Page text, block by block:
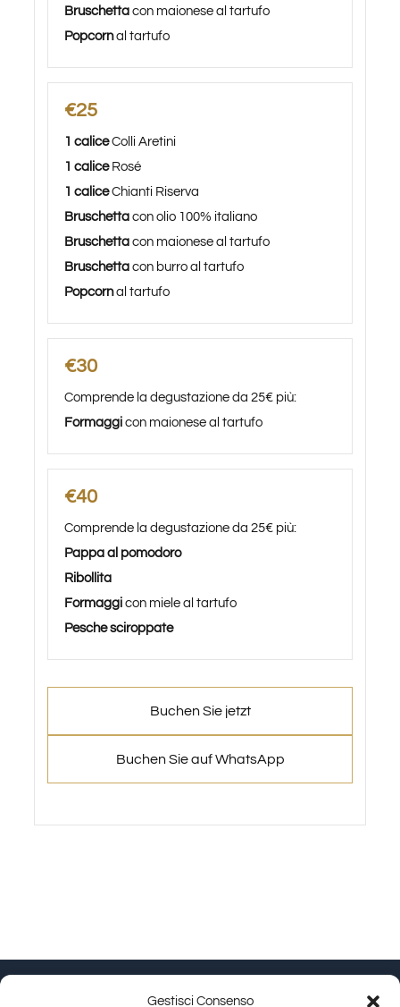
Gestisci Consenso
Bruschettacon maionese al tartufo
Popcornal tartufo
€25
1 caliceColli Aretini
1 caliceRosé
1 caliceChianti Riserva
Bruschettacon olio 100% italiano
Bruschettacon maionese al tartufo
Bruschettacon burro al tartufo
Popcornal tartufo
€30
Comprende la degustazione da 25€ più:
Formaggicon maionese al tartufo
€40
Comprende la degustazione da 25€ più:
Pappa al pomodoro
Ribollita
Formaggicon miele al tartufo
Pesche sciroppate
Buchen Sie jetzt
Buchen Sie auf WhatsApp